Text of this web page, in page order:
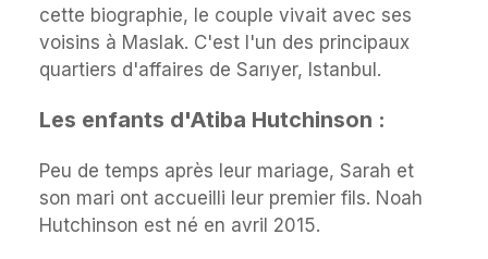
cette biographie, le couple vivait avec ses
voisins à Maslak. C'est l'un des principaux
quartiers d'affaires de Sarıyer, Istanbul.
Les enfants d'Atiba Hutchinson :
Peu de temps après leur mariage, Sarah et
son mari ont accueilli leur premier fils. Noah
Hutchinson est né en avril 2015.